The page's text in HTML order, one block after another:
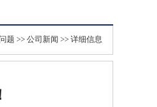
题 >> 公司新闻 >> 详细信息